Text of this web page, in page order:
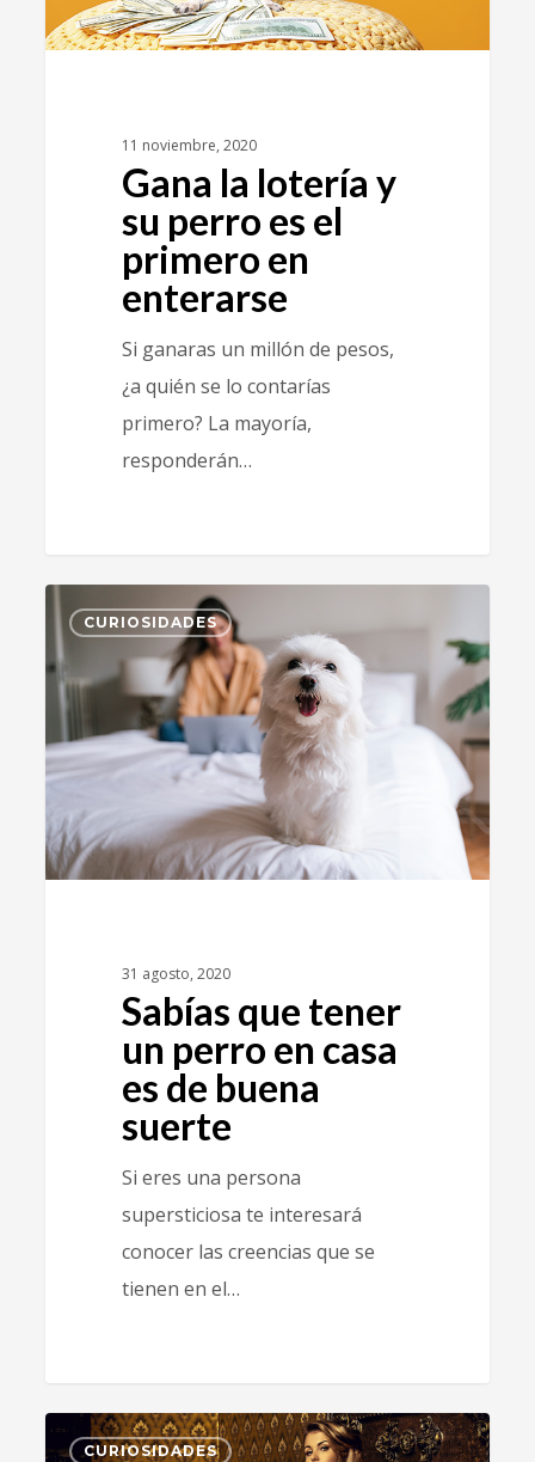
11 noviembre, 2020
Gana la lotería y
su perro es el
primero en
enterarse
Si ganaras un millón de pesos,
¿a quién se lo contarías
primero? La mayoría,
responderán…
CURIOSIDADES
31 agosto, 2020
Sabías que tener
un perro en casa
es de buena
suerte
Si eres una persona
supersticiosa te interesará
conocer las creencias que se
tienen en el…
1
CURIOSIDADES 1